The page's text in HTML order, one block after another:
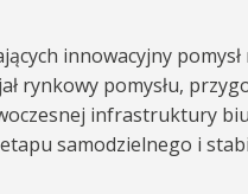
innowacyjny pomysł
rynkowy pomysłu,
infrastruktury
samodzielnego i